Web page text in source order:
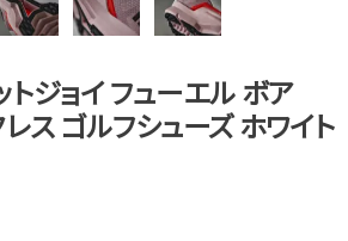
トジョイ フューエル ボア
ス ゴルフシューズ ホワイト